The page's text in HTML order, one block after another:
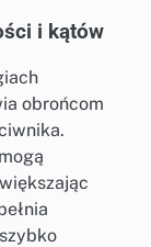
i kątów
obrońcom